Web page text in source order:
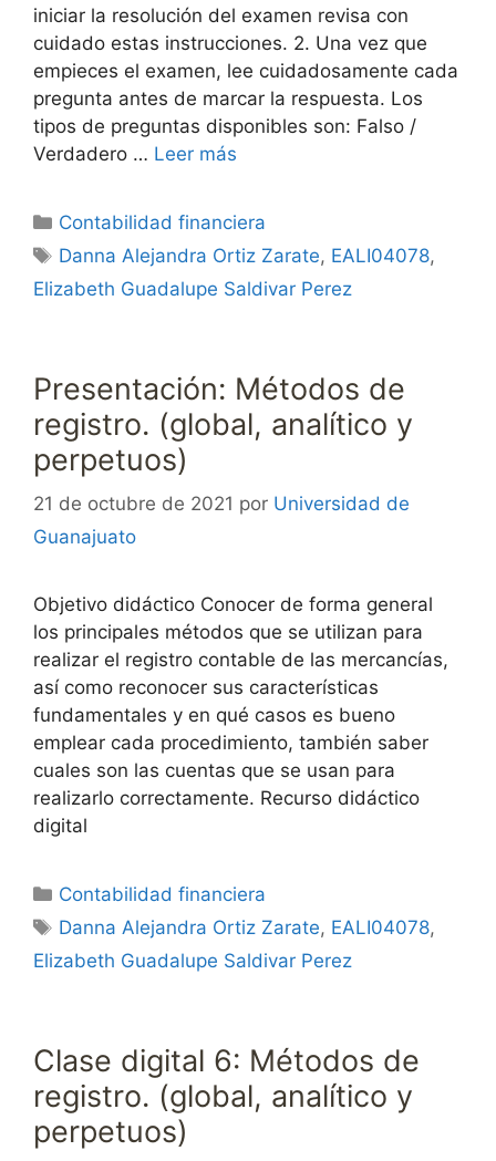
iniciar la resolución del examen revisa con
cuidado estas instrucciones. 2. Una vez que
empieces el examen, lee cuidadosamente cada
pregunta antes de marcar la respuesta. Los
tipos de preguntas disponibles son: Falso /
Verdadero … Leer más
Categorías
Contabilidad financiera
Etiquetas
Danna Alejandra Ortiz Zarate, EALI04078,
Elizabeth Guadalupe Saldivar Perez
Presentación: Métodos de
registro. (global, analítico y
perpetuos)
21 de octubre de 2021 por Universidad de
Guanajuato
Objetivo didáctico Conocer de forma general
los principales métodos que se utilizan para
realizar el registro contable de las mercancías,
así como reconocer sus características
fundamentales y en qué casos es bueno
emplear cada procedimiento, también saber
cuales son las cuentas que se usan para
realizarlo correctamente. Recurso didáctico
digital
Categorías
Contabilidad financiera
Etiquetas
Danna Alejandra Ortiz Zarate, EALI04078,
Elizabeth Guadalupe Saldivar Perez
Clase digital 6: Métodos de
registro. (global, analítico y
perpetuos)